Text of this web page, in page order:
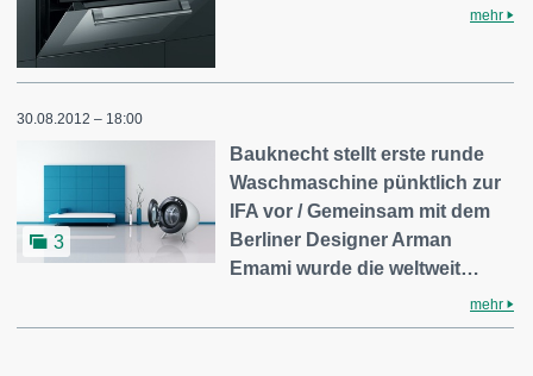
mehr
30.08.2012 – 18:00
3
Bauknecht stellt erste runde
Waschmaschine pünktlich zur
IFA vor / Gemeinsam mit dem
Berliner Designer Arman
Emami wurde die weltweit…
mehr